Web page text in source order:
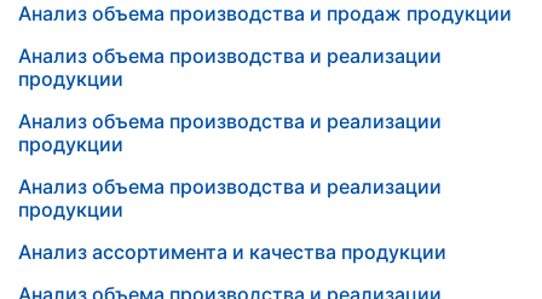
Анализ объема производства и продаж продукции
Анализ объема производства и реализации
продукции
Анализ объема производства и реализации
продукции
Анализ объема производства и реализации
продукции
Анализ ассортимента и качества продукции
Анализ объема производства и реализации